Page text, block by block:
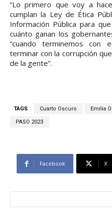
“Lo primero que voy a
cumplan la Ley de Ética
Información Pública para
cuánto ganan los
“cuando terminemos con
terminar con la corrupción
de la gente”.
TAGS Cuarto Oscuro Emilia
PASO 2023
Facebook X